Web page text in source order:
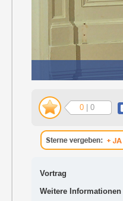
0 | 0
Vortrag
Weitere Informationen